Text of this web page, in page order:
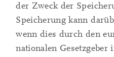
der Zweck der
Speicherung kann
wenn dies durch den
nationalen